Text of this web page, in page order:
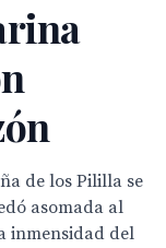
de los Pililla se
asomada al
inmensidad del